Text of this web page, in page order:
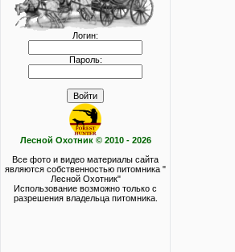
Логин:
Пароль:
Лесной Охотник © 2010 - 2026
Все фото и видео материалы сайта
являются собственностью питомника "
Лесной Охотник"
Использование возможно только с
разрешения владельца питомника.